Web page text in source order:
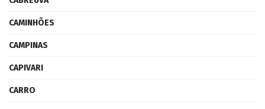
CAMINHÕES
CAMPINAS
CAPIVARI
CARRO